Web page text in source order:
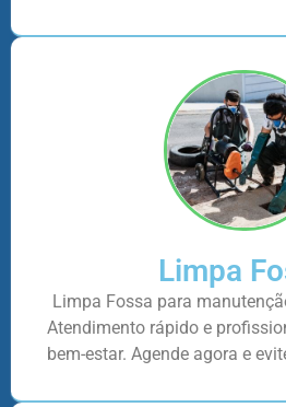
Limpa
Limpa Fossa para
Atendimento rápido e
bem-estar. Agende agora e